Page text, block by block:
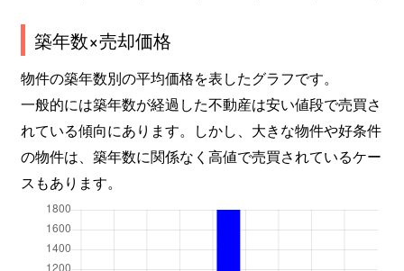
築年数×売却価格
物件の築年数別の平均価格を表したグラフです。
一般的には築年数が経過した不動産は安い値段で売買さ
れている傾向にあります。しかし、大きな物件や好条件
の物件は、築年数に関係なく高値で売買されているケー
スもあります。